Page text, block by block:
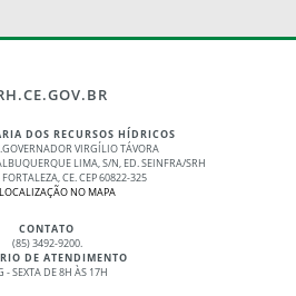
DOS RECURSOS HÍDRICOS
VIRGÍLIO TÁVORA
LIMA, S/N, ED. SEINFRA/SRH
CE. CEP 60822-325
NO MAPA
CONTATO
(85) 3492-9200.
DE ATENDIMENTO
- SEXTA DE 8H ÀS 17H